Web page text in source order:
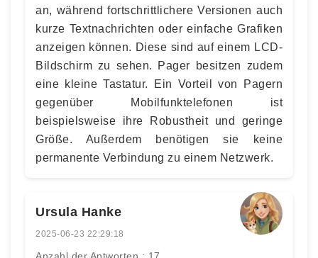
an, während fortschrittlichere Versionen auch
kurze Textnachrichten oder einfache Grafiken
anzeigen können. Diese sind auf einem LCD-
Bildschirm zu sehen. Pager besitzen zudem
eine kleine Tastatur. Ein Vorteil von Pagern
gegenüber Mobilfunktelefonen ist
beispielsweise ihre Robustheit und geringe
Größe. Außerdem benötigen sie keine
permanente Verbindung zu einem Netzwerk.
Ursula Hanke
2025-06-23 22:29:18